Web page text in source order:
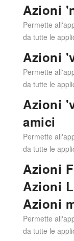
Azioni
Permette
da tutte le
Azioni
Permette
da tutte le
Azioni
amici
Permette
da tutte le
Azioni
Azioni
Azioni
Permette
da tutte le